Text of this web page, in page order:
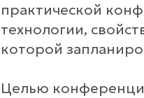
практической
технологии,
которой
Целью